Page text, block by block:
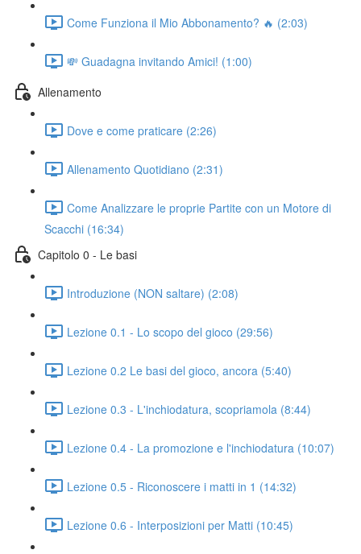
Come Funziona il Mio Abbonamento? 🔥 (2:03)
💸 Guadagna invitando Amici! (1:00)
Allenamento
Dove e come praticare (2:26)
Allenamento Quotidiano (2:31)
Come Analizzare le proprie Partite con un Motore di
Scacchi (16:34)
Capitolo 0 - Le basi
Introduzione (NON saltare) (2:08)
Lezione 0.1 - Lo scopo del gioco (29:56)
Lezione 0.2 Le basi del gioco, ancora (5:40)
Lezione 0.3 - L'inchiodatura, scopriamola (8:44)
Lezione 0.4 - La promozione e l'inchiodatura (10:07)
Lezione 0.5 - Riconoscere i matti in 1 (14:32)
Lezione 0.6 - Interposizioni per Matti (10:45)